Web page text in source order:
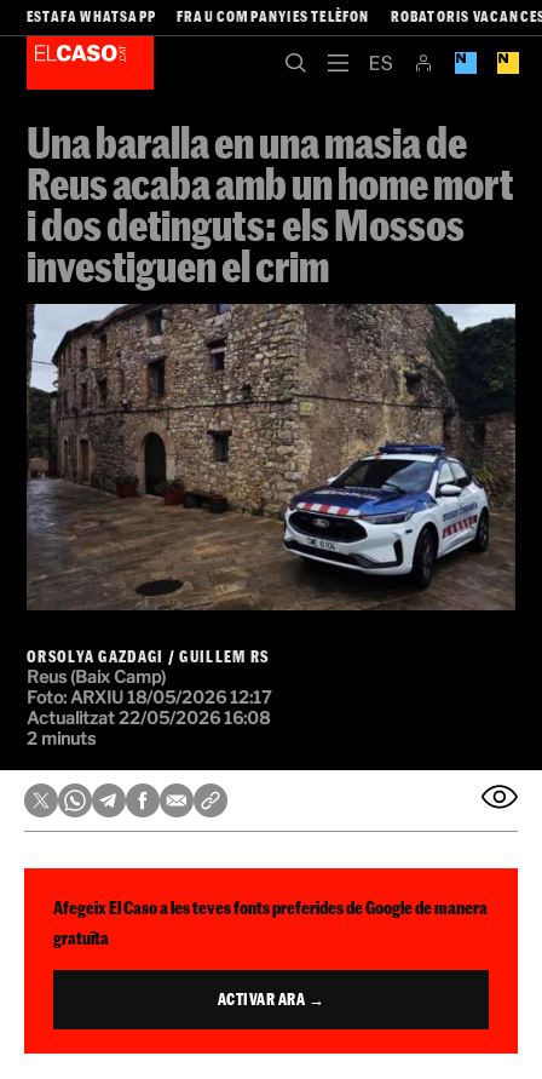
ESTAFA WHATSAPP FRAU COMPANYIES TELÈFON ROBATORIS
Una baralla en una masia de
Reus acaba amb un home mort
i dos detinguts: els Mossos
investiguen el crim
ORSOLYA GAZDAGI /GUILLEM RS
Reus (Baix Camp)
Foto: ARXIU18/05/2026 12:17
Actualitzat 22/05/2026 16:08
2 minuts
Afegeix El Caso a les teves fonts preferides de Google de manera
gratuïta
ACTIVAR ARA →